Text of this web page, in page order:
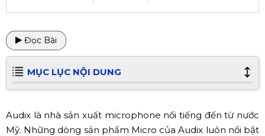
Đọc Bài
MỤC LỤC NỘI DUNG
Audix là nhà sản xuất microphone nổi tiếng đến từ nước
Mỹ. Những dòng sản phẩm Micro của Audix luôn nổi bật